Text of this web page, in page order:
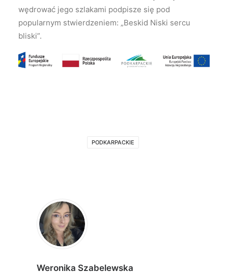
wędrować jego szlakami podpisze się pod
popularnym stwierdzeniem: „Beskid Niski sercu
bliski”.
PODKARPACKIE
Weronika Szabelewska